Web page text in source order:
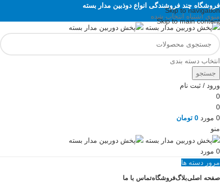
Skip to navigation
Skip to main content
فروشگاه چند فروشندگی انواع دوذبین مدار بسته
منوی اشتباه انتخاب شده
انتخاب دسته بندی
جستجو
ورود / ثبت نام
0
0
0 مورد 0 تومان
منو
0 مورد
مرور دسته ها
صفحه اصلیبلاگفروشگاهتماس با ما